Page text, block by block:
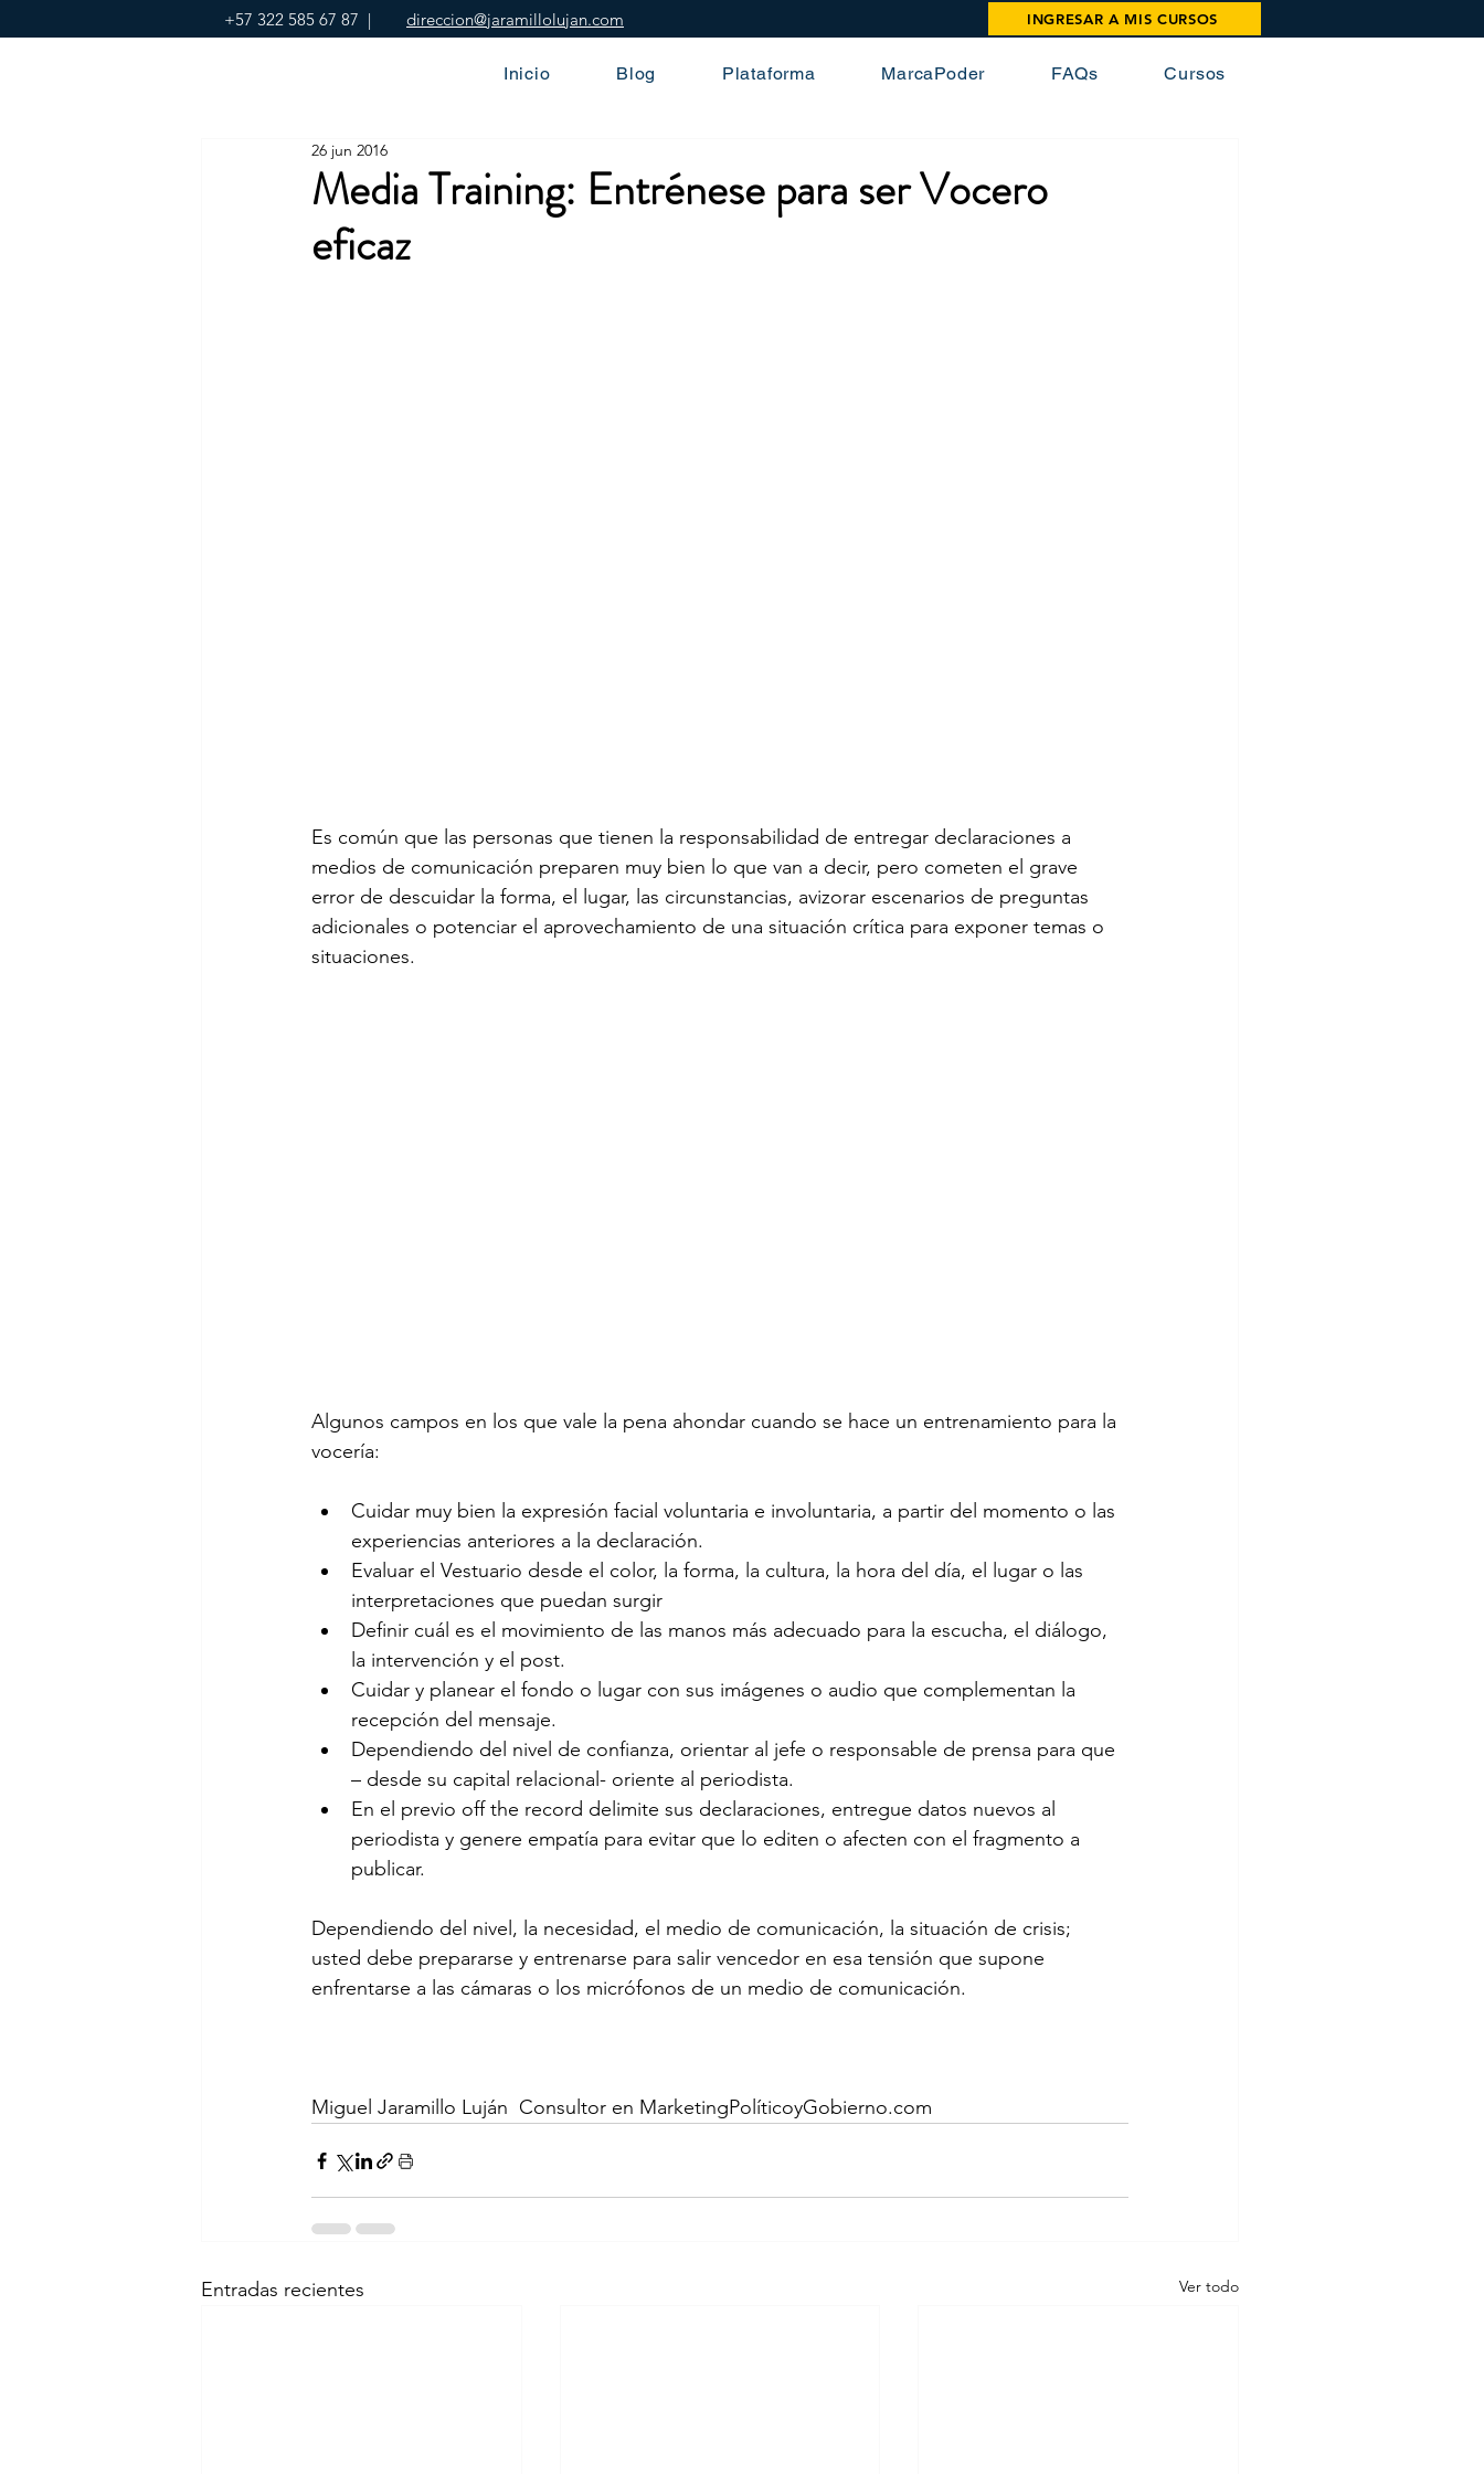
+57 322 585 67 87 | direccion@jaramillolujan.com INGRESAR A MIS CURSOS
Inicio Blog Plataforma MarcaPoder FAQs Cursos
Media Training: Entrénese para ser Vocero
eficaz
26 jun 2016
Es común que las personas que tienen la responsabilidad de entregar declaraciones a
medios de comunicación preparen muy bien lo que van a decir, pero cometen el grave
error de descuidar la forma, el lugar, las circunstancias, avizorar escenarios de preguntas
adicionales o potenciar el aprovechamiento de una situación crítica para exponer temas o
situaciones.
Algunos campos en los que vale la pena ahondar cuando se hace un entrenamiento para la
Cuidar muy bien la expresión facial voluntaria e involuntaria, a partir del momento o las
experiencias anteriores a la declaración.
Evaluar el Vestuario desde el color, la forma, la cultura, la hora del día, el lugar o las
interpretaciones que puedan surgir
Definir cuál es el movimiento de las manos más adecuado para la escucha, el diálogo,
la intervención y el post.
Cuidar y planear el fondo o lugar con sus imágenes o audio que complementan la
recepción del mensaje.
Dependiendo del nivel de confianza, orientar al jefe o responsable de prensa para que
– desde su capital relacional- oriente al periodista.
En el previo off the record delimite sus declaraciones, entregue datos nuevos al
periodista y genere empatía para evitar que lo editen o afecten con el fragmento a
publicar.
Dependiendo del nivel, la necesidad, el medio de comunicación, la situación de crisis;
usted debe prepararse y entrenarse para salir vencedor en esa tensión que supone
enfrentarse a las cámaras o los micrófonos de un medio de comunicación.
Miguel Jaramillo Luján  Consultor en MarketingPolíticoyGobierno.com
Entradas recientes Ver todo